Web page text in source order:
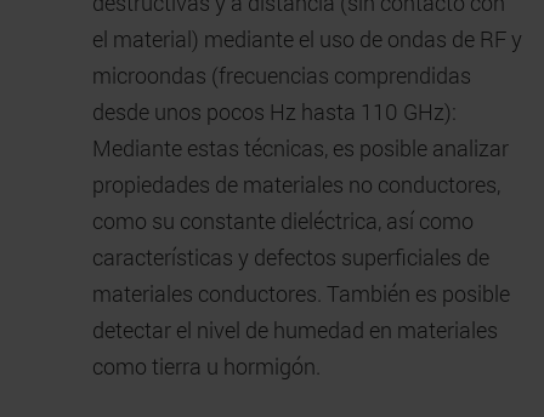
el material) mediante el uso de ondas de RF y
microondas (frecuencias comprendidas
desde unos pocos Hz hasta 110 GHz):
Mediante estas técnicas, es posible analizar
propiedades de materiales no conductores,
como su constante dieléctrica, así como
características y defectos superficiales de
materiales conductores. También es posible
detectar el nivel de humedad en materiales
como tierra u hormigón.